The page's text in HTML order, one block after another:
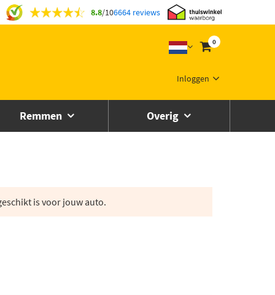
8.8/106664 reviews
0
Inloggen
Remmen Overig
is voor jouw auto.